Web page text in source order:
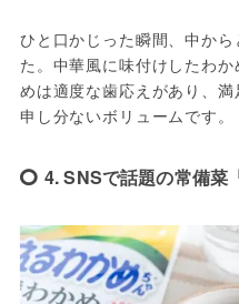
ひと口かじった瞬間、中か
た。中華風に味付けしたわ
めは適度な歯応えがあり、
申し分ないボリュームです。
4. SNSで話題の常備菜